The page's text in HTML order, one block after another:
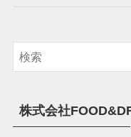
株式会社